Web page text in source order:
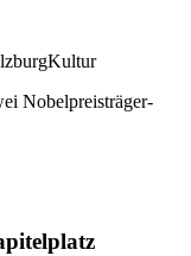
Kultur
Nobelpreisträger-